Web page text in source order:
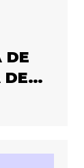
DE